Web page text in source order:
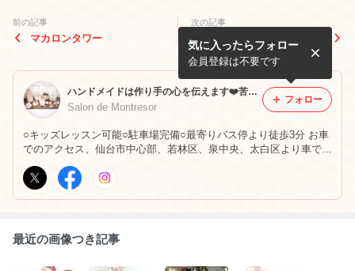
前の記事
マカロンタワー
次の記事
本当の美しさとは
ハンドメイドは作り手の心を伝えます❤️苦手を得意に！得意をもっと得意に！心に届けるハンドメイド教室❤️
Salon de Montresor
○キッズレッスン可能○駐車場完備○最寄りバス停より徒歩3分 お車
でのアクセス、仙台市中心部、若林区、泉中央、太白区より車で約
30分、富谷、名取から車で約45分。 ○団体様出張レッスン致しま
す。 ○毎月1回富谷カルチャースクールにてレッスンしておりま
す。
気に入ったらフォロー
会員登録は不要です
フォロー
最近の画像つき記事